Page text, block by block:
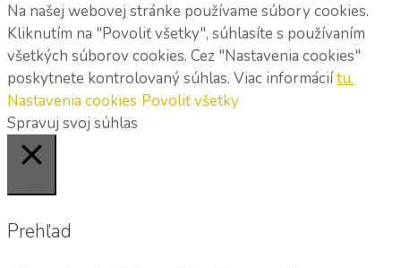
Na našej webovej stránke používame súbory cookies.
Kliknutím na "Povoliť všetky", súhlasíte s používaním
všetkých súborov cookies. Cez "Nastavenia cookies"
poskytnete kontrolovaný súhlas. Viac informáciítu.
Nastavenia cookies Povoliť všetky
Spravuj svoj súhlas
Prehľad